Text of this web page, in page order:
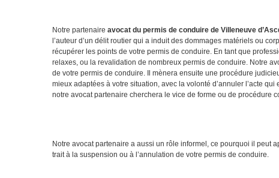
Notre partenaire avocat du permis de conduire de Villeneuve
l’auteur d’un délit routier qui a induit des dommages matériels ou
récupérer les points de votre permis de conduire. En tant que
relaxes, ou la revalidation de nombreux permis de conduire. Notre
de votre permis de conduire. Il mènera ensuite une procédure
mieux adaptées à votre situation, avec la volonté d’annuler l’acte
notre avocat partenaire cherchera le vice de forme ou de procédure
Notre avocat partenaire a aussi un rôle informel, ce pourquoi il peut
trait à la suspension ou à l’annulation de votre permis de conduire.